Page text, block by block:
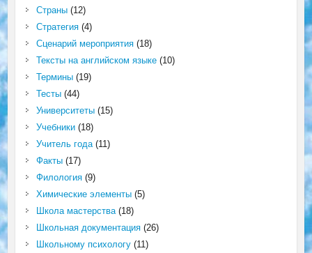
Страны(12)
Стратегия(4)
Сценарий мероприятия(18)
Тексты на английском языке(10)
Термины(19)
Тесты(44)
Университеты(15)
Учебники(18)
Учитель года(11)
Факты(17)
Филология(9)
Химические элементы(5)
Школа мастерства(18)
Школьная документация(26)
Школьному психологу(11)